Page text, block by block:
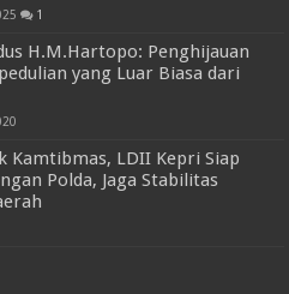
1
H.M.Hartopo: Penghijauan
yang Luar Biasa dari
Kamtibmas, LDII Kepri Siap
Polda, Jaga Stabilitas